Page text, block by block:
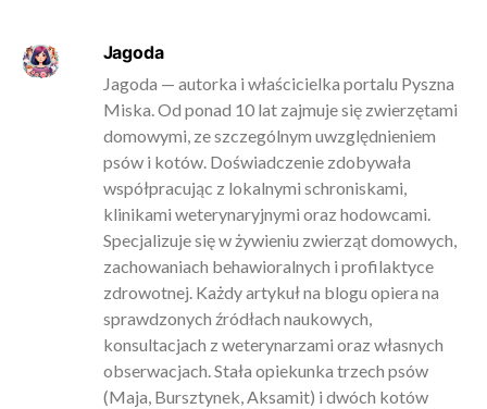
Jagoda
Jagoda — autorka i właścicielka portalu Pyszna
Miska. Od ponad 10 lat zajmuje się zwierzętami
domowymi, ze szczególnym uwzględnieniem
psów i kotów. Doświadczenie zdobywała
współpracując z lokalnymi schroniskami,
klinikami weterynaryjnymi oraz hodowcami.
Specjalizuje się w żywieniu zwierząt domowych,
zachowaniach behawioralnych i profilaktyce
zdrowotnej. Każdy artykuł na blogu opiera na
sprawdzonych źródłach naukowych,
konsultacjach z weterynarzami oraz własnych
obserwacjach. Stała opiekunka trzech psów
(Maja, Bursztynek, Aksamit) i dwóch kotów